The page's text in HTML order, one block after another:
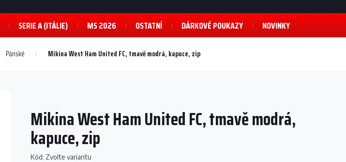
SERIE A (ITÁLIE) MS 2026 OSTATNÍ DÁRKOVÉ POUKAZY NOVINKY
Pánské Mikina West Ham United FC, tmavě modrá, kapuce, zip
Mikina West Ham United FC, tmavě modrá,
kapuce, zip
Kód: Zvolte variantu